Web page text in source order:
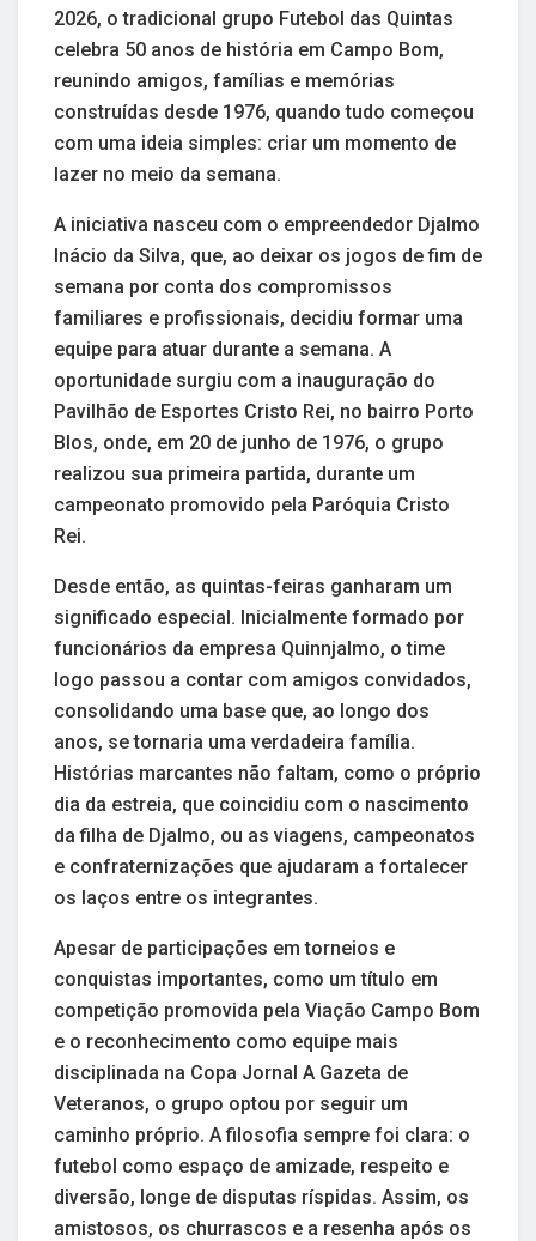
2026, o tradicional grupo Futebol das Quintas
celebra 50 anos de história em Campo Bom,
reunindo amigos, famílias e memórias
construídas desde 1976, quando tudo começou
com uma ideia simples: criar um momento de
lazer no meio da semana.
A iniciativa nasceu com o empreendedor Djalmo
Inácio da Silva, que, ao deixar os jogos de fim de
semana por conta dos compromissos
familiares e profissionais, decidiu formar uma
equipe para atuar durante a semana. A
oportunidade surgiu com a inauguração do
Pavilhão de Esportes Cristo Rei, no bairro Porto
Blos, onde, em 20 de junho de 1976, o grupo
realizou sua primeira partida, durante um
campeonato promovido pela Paróquia Cristo
Rei.
Desde então, as quintas-feiras ganharam um
significado especial. Inicialmente formado por
funcionários da empresa Quinnjalmo, o time
logo passou a contar com amigos convidados,
consolidando uma base que, ao longo dos
anos, se tornaria uma verdadeira família.
Histórias marcantes não faltam, como o próprio
dia da estreia, que coincidiu com o nascimento
da filha de Djalmo, ou as viagens, campeonatos
e confraternizações que ajudaram a fortalecer
os laços entre os integrantes.
Apesar de participações em torneios e
conquistas importantes, como um título em
competição promovida pela Viação Campo Bom
e o reconhecimento como equipe mais
disciplinada na Copa Jornal A Gazeta de
Veteranos, o grupo optou por seguir um
caminho próprio. A filosofia sempre foi clara: o
futebol como espaço de amizade, respeito e
diversão, longe de disputas ríspidas. Assim, os
amistosos, os churrascos e a resenha após os